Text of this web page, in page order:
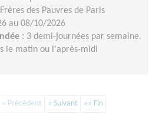
des Pauvres de Paris
au 08/10/2026
: 3 demi-journées par semaine.
le matin ou l'après-midi
« Précédent » Suivant »» Fin